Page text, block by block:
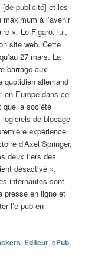
[de publicité] et les
maximum à l’avenir
». Le Figaro, lui,
site web. Cette
27 mars. La
barrage aux
quotidien allemand
en Europe dans ce
que la société
logiciels de blocage
expérience
d’Axel Springer,
deux tiers des
désactivé ».
internautes sont
presse en ligne et
l’e-pub en
, Editeur,ePub,